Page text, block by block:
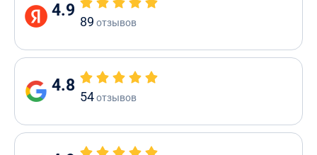
4.9
89 отзывов
4.8
54отзывов